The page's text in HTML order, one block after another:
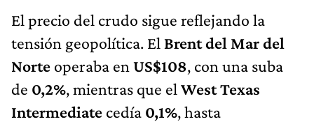
El precio del crudo sigue reflejando la
tensión geopolítica. El Brent del Mar del
Norte operaba en US$108, con una suba
de 0,2%, mientras que el West Texas
Intermediate cedía 0,1%, hasta